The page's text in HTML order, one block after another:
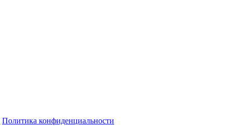
Политика конфиденциальности